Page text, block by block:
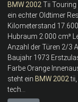
BMW2002Tii Touring
ein echter Oldtimer
Kilometerstand
Hubraum 2.000 cm³
Anzahl der Türen 2/3
Baujahr 1973
Farbe Orange
steht ein BMW2002
tech...